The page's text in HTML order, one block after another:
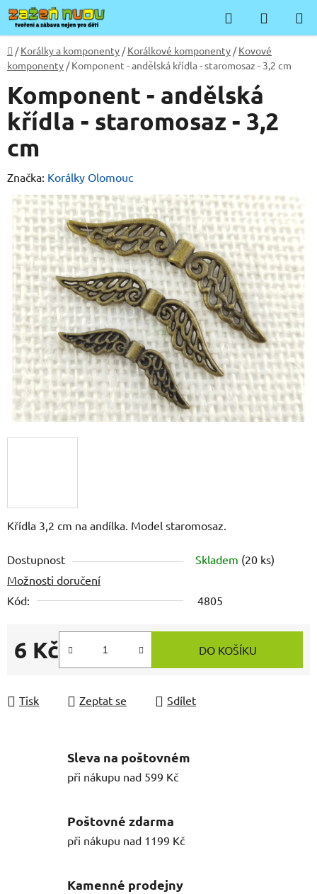
Přejít
na
obsah
Hledat
KOŠÍK
Domů
/ Korálky a komponenty / Korálkové komponenty / Kovové
komponenty / Komponent - andělská křídla - staromosaz - 3,2 cm
Křídla 3,2 cm na andílka. Model staromosaz.
Dostupnost Skladem (20 ks)
Možnosti doručení
Kód:
4805
6 Kč
Měrná cena:
DO KOŠÍKU
Tisk Zeptat se Sdílet
Komponent - andělská
křídla - staromosaz - 3,2
cm
Značka: Korálky Olomouc
Sleva na poštovném
při nákupu nad 599 Kč
Poštovné zdarma
při nákupu nad 1199 Kč
Kamenné prodejny